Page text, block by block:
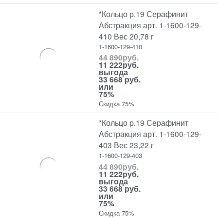
*Кольцо р.19 Серафинит
Абстракция арт. 1-1600-129-
410 Вес 20,78 г
1-1600-129-410
44 890руб.
11 222руб.
выгода
33 668 руб.
или
75%
Скидка 75%
*Кольцо р.19 Серафинит
Абстракция арт. 1-1600-129-
403 Вес 23,22 г
1-1600-129-403
44 890руб.
11 222руб.
выгода
33 668 руб.
или
75%
Скидка 75%